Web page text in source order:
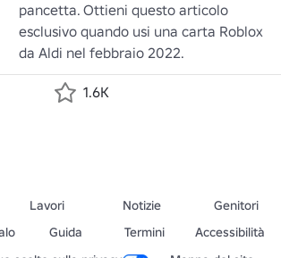
pancetta. Ottieni questo articolo
esclusivo quando usi una carta Roblox
da Aldi nel febbraio 2022.
1.6K
Lavori Notizie
Genitori
Guida Termini
Accessibilità